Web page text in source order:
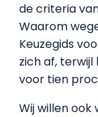
de criteria
Waarom
Keuzegids
zich af,
voor tien
Wij willen